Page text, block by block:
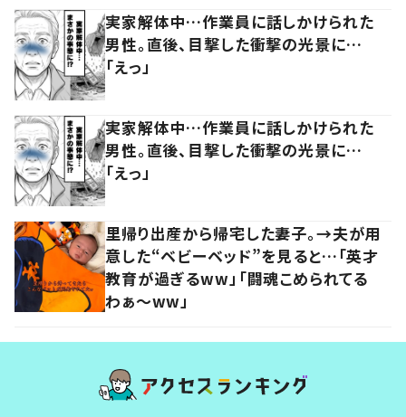
実家解体中…作業員に話しかけられた
男性。直後、目撃した衝撃の光景に…
「えっ」
実家解体中…作業員に話しかけられた
男性。直後、目撃した衝撃の光景に…
「えっ」
里帰り出産から帰宅した妻子。→夫が用
意した“ベビーベッド”を見ると…「英才
教育が過ぎるww」「闘魂こめられてる
わぁ～ww」